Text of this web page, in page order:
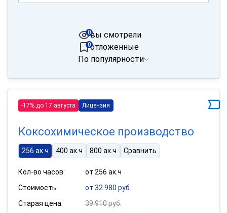
вы смотрели
0
отложенные
0
По популярности
-17% до 17 августа Лицензия
Коксохимическое производство
256 ак.ч 400 ак.ч 800 ак.ч Сравнить
Кол-во часов:
от 256 ак.ч
Стоимость:
от 32 980 руб.
Старая цена:
39 910 руб.